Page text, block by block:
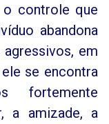
o controle que
abandona
em
se encontra
fortemente
a amizade, a